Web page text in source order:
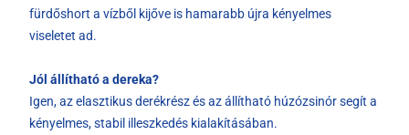
fürdőshort a vízből kijőve is hamarabb újra kényelmes
viseletet ad.
Jól állítható a dereka?
Igen, az elasztikus derékrész és az állítható húzózsinór segít a
kényelmes, stabil illeszkedés kialakításában.